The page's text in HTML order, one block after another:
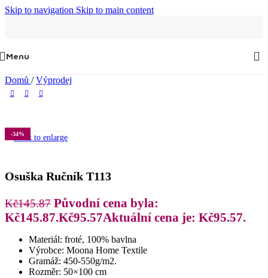
Skip to navigation Skip to main content
Menu
Domů / Výprodej
-34%
Click to enlarge
Osuška Ručník T113
Kč145.87 Původní cena byla:
Kč145.87.Kč95.57Aktuální cena je: Kč95.57.
Materiál: froté, 100% bavlna
Výrobce: Moona Home Textile
Gramáž: 450-550g/m2.
Rozměr: 50×100 cm